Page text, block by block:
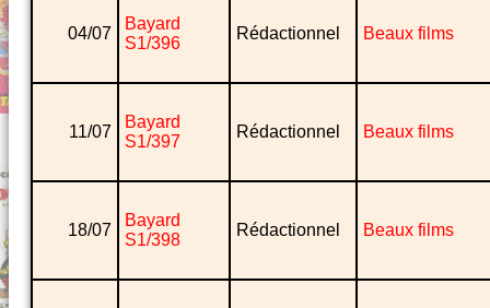
04/07
Bayard
S1/396
Rédactionnel Beaux films
11/07
Bayard
S1/397
Rédactionnel Beaux films
18/07
Bayard
S1/398
Rédactionnel Beaux films